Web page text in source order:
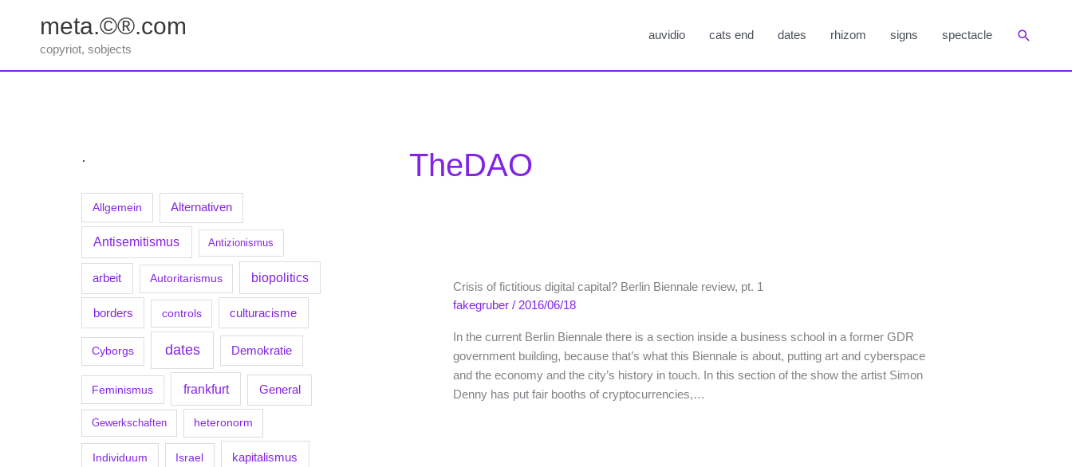
springen
meta.©®.com
copyriot, sobjects
auvidio cats end dates rhizom signs spectacle Suchen
.
Allgemein Alternativen
Antisemitismus Antizionismus
arbeit Autoritarismus biopolitics
borders controls culturacisme
Cyborgs dates Demokratie
Feminismus frankfurt General
Gewerkschaften heteronorm
Individuum Israel kapitalismus
TheDAO
Crisis of fictitious digital capital? Berlin Biennale review, pt. 1
fakegruber/ 2016/06/18
In the current Berlin Biennale there is a section inside a business school in a former GDR
government building, because that’s what this Biennale is about, putting art and cyberspace
and the economy and the city’s history in touch. In this section of the show the artist Simon
Denny has put fair booths of cryptocurrencies,…